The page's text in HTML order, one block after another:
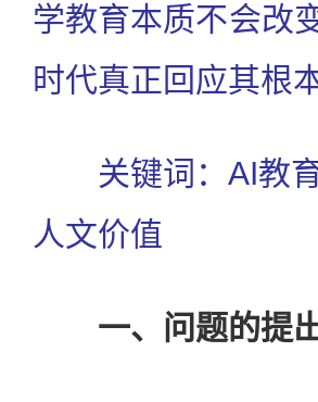
学教育本质不会改
时代真正回应其根
关键词：AI教育
人文价值
一、问题的提